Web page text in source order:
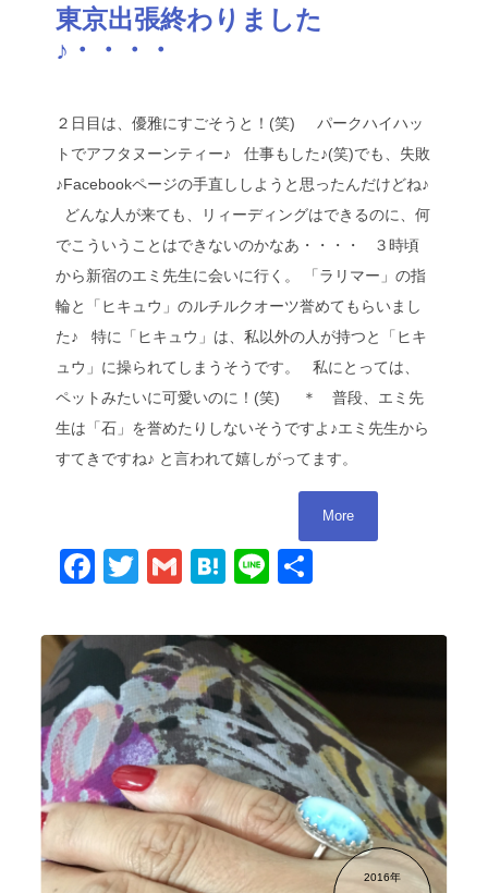
東京出張終わりました
♪・・・・
２日目は、優雅にすごそうと！(笑) パークハイハッ
トでアフタヌーンティー♪ 仕事もした♪(笑)でも、失敗
♪Facebookページの手直ししようと思ったんだけどね♪
どんな人が来ても、リィーディングはできるのに、何
でこういうことはできないのかなあ・・・・ ３時頃
から新宿のエミ先生に会いに行く。 「ラリマー」の指
輪と「ヒキュウ」のルチルクオーツ誉めてもらいまし
た♪ 特に「ヒキュウ」は、私以外の人が持つと「ヒキ
ュウ」に操られてしまうそうです。 私にとっては、
ペットみたいに可愛いのに！(笑) ＊ 普段、エミ先
生は「石」を誉めたりしないそうですよ♪エミ先生から
すてきですね♪ と言われて嬉しがってます。
More
Facebook
Twitter
GmailHatena
Line
2016年